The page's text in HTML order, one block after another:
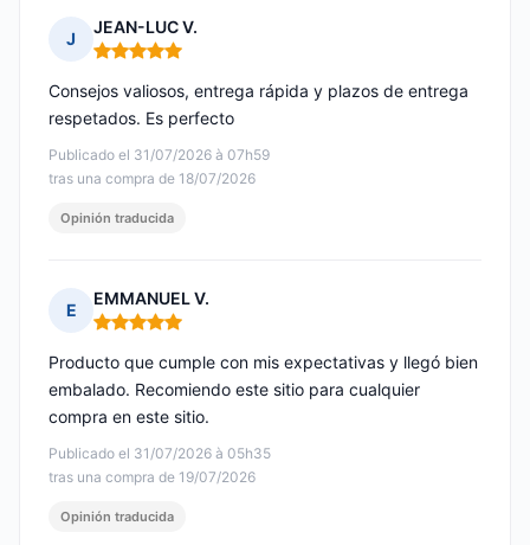
J
JEAN-LUC V.
Nota: 5 de 5
Publicado el 31/07/2026 à 07h59
tras una compra de 18/07/2026
Consejos valiosos, entrega rápida y plazos de entrega
respetados. Es perfecto
Opinión traducida
E
EMMANUEL V.
Nota: 5 de 5
Publicado el 31/07/2026 à 05h35
tras una compra de 19/07/2026
Producto que cumple con mis expectativas y llegó bien
embalado. Recomiendo este sitio para cualquier
compra en este sitio.
Opinión traducida